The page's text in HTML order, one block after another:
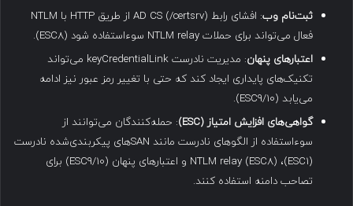
ثبت‌نام وب
: افشای رابط AD CS (/certsrv) از طریق HTTP با NTLM
فعال می‌تواند برای حملات NTLM relay سوءاستفاده شود (ESC8).
اعتبارهای پنهان
: مدیریت نادرست keyCredentialLink می‌تواند
تکنیک‌های پایداری ایجاد کند که حتی با تغییر رمز عبور نیز ادامه
می‌یابد (ESC9/10).
گواهی‌های افزایش امتیاز(ESC)
: حمله‌کنندگان می‌توانند از
سوءاستفاده از الگوهای نادرست مانند SAN‌های پیکربندی‌شده نادرست
(ESC1)، NTLM relay (ESC8) و اعتبارهای پنهان (ESC9/10) برای
تصاحب دامنه استفاده کنند.